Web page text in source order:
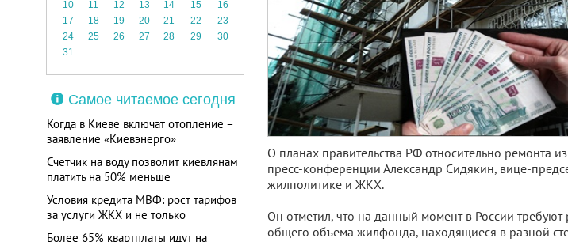
10
11 12 13 14 15
16
17
18 19 20 21 22
23
24
25 26 27 28 29
30
31
Самое читаемое сегодня
Когда в Киеве включат отопление –
заявление «Киевэнерго»
Счетчик на воду позволит киевлянам
платить на 50% меньше
Условия кредита МВФ: рост тарифов
за услуги ЖКХ и не только
Более 65% квартплаты идут на
О планах правительства РФ относительно ремонта
пресс-конференции Александр Сидякин, вице-
жилполитике и ЖКХ.
Он отметил, что на данный момент в России
общего объема жилфонда, находящиеся в разной